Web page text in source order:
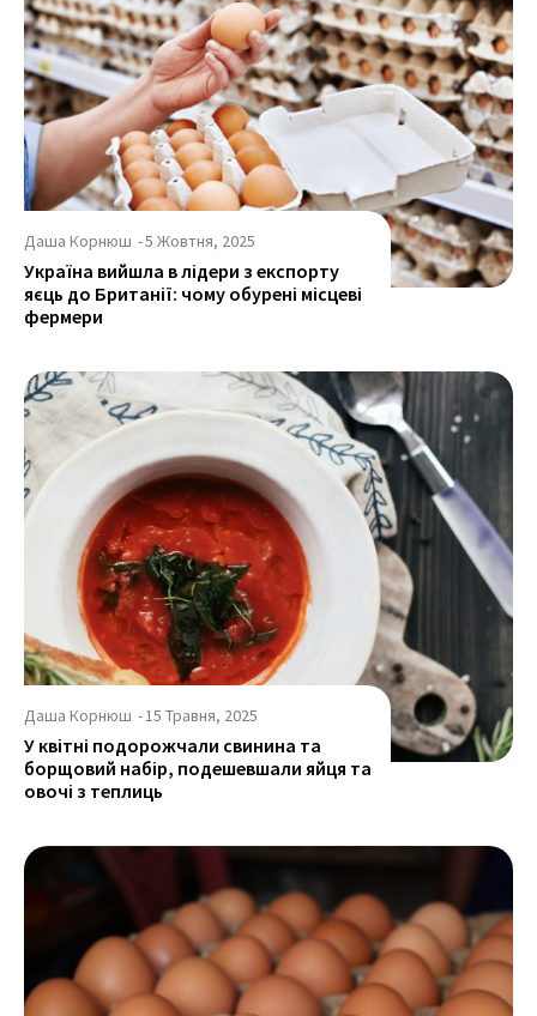
Даша Корнюш -5 Жовтня, 2025
Україна вийшла в лідери з експорту
яєць до Британії: чому обурені місцеві
фермери
Даша Корнюш -15 Травня, 2025
У квітні подорожчали свинина та
борщовий набір, подешевшали яйця та
овочі з теплиць